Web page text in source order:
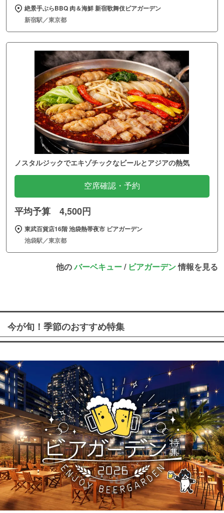
絶景手ぶらBBQ 肉＆海鮮 新宿歌舞伎ビアガーデン
新宿駅／東京都
ノスタルジックでエキゾチックなビールとアジアの熱気
空席確認・予約
平均予算 4,500円
東武百貨店16階 池袋熱帯夜市 ビアガーデン
池袋駅／東京都
他のバーベキュー/ ビアガーデン情報を見る
今が旬！季節のおすすめ特集